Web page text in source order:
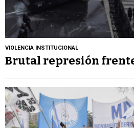
VIOLENCIA INSTITUCIONAL
Brutal represión